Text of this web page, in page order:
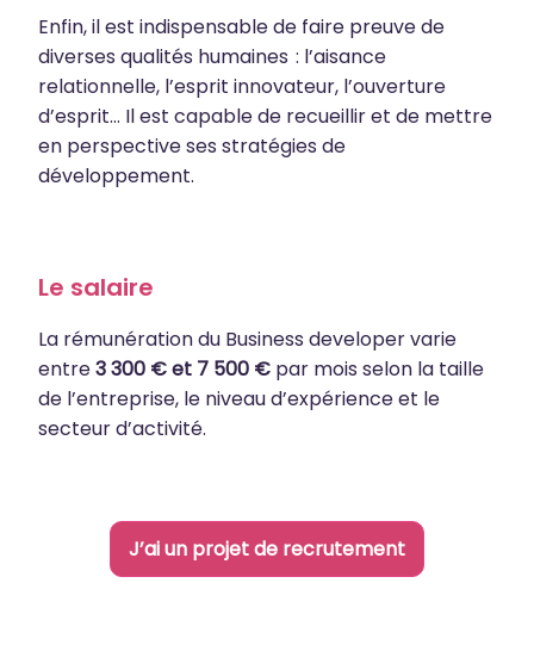
Enfin, il est indispensable de faire preuve de
diverses qualités humaines : l’aisance
relationnelle, l’esprit innovateur, l’ouverture
d’esprit… Il est capable de recueillir et de mettre
en perspective ses stratégies de
développement.
Le salaire
La rémunération du Business developer varie
entre3 300 € et 7 500 € par mois selon la taille
de l’entreprise, le niveau d’expérience et le
secteur d’activité.
J’ai un projet de recrutement